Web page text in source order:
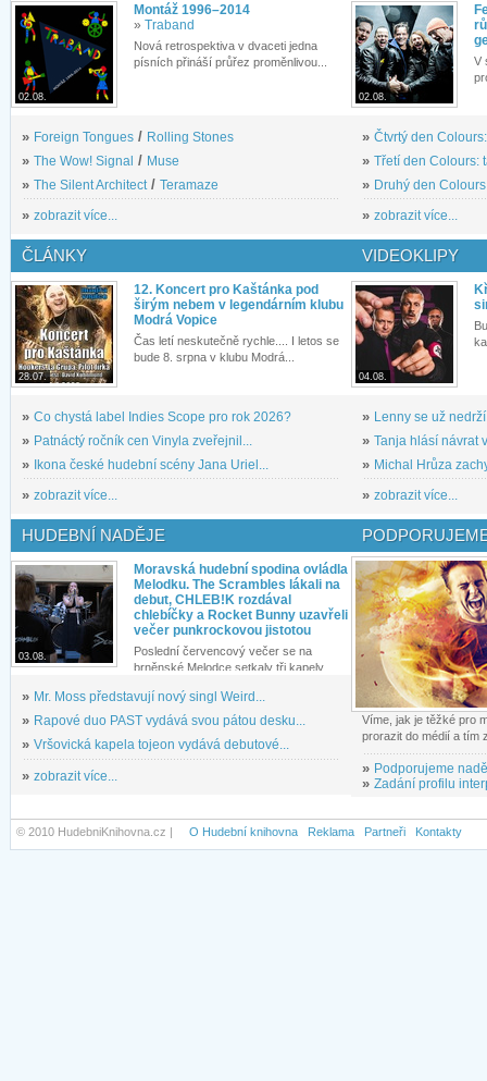
02.08.
Montáž 1996–2014
» Traband
Nová retrospektiva v dvaceti jedna
písních přináší průřez proměnlivou...
» Foreign Tongues / Rolling Stones
» The Wow! Signal / Muse
» The Silent Architect / Teramaze
» zobrazit více...
02.08.
V
» Čtvrtý den
» Třetí den Colours:
» Druhý den
» zobrazit více...
ČLÁNKY
28.07.
12. Koncert pro Kaštánka pod
širým nebem v legendárním klubu
Modrá Vopice
Čas letí neskutečně rychle.... I letos se
bude 8. srpna v klubu Modrá...
» Co chystá label Indies Scope pro rok 2026?
» Patnáctý ročník cen Vinyla zveřejnil...
»
Ikona české hudební scény Jana Uriel...
» zobrazit více...
VIDEOKLIPY
04.08.
» Lenny se už
» Tanja hlásí návrat
» Michal Hrůza
» zobrazit více...
HUDEBNÍ NADĚJE
03.08.
Moravská hudební spodina ovládla
Melodku. The Scrambles lákali na
debut, CHLEB!K rozdával
chlebíčky a Rocket Bunny uzavřeli
večer punkrockovou jistotou
Poslední červencový večer se na
brněnské Melodce setkaly tři kapely...
» Mr. Moss představují nový singl Weird...
» Rapové duo PAST vydává svou pátou desku...
» Vršovická kapela tojeon vydává debutové...
» zobrazit více...
Víme, jak je těžké pro
prorazit do médií a tím
» Podporujeme
» Zadání profilu
© 2010 HudebniKnihovna.cz | O Hudební knihovna Reklama Partneři Kontakty